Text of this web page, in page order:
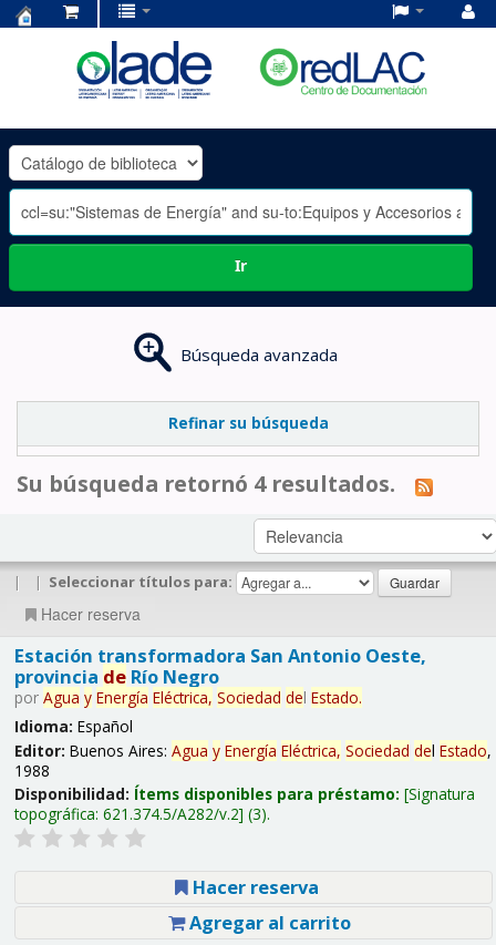
OLADE
-
Ir
Búsqueda avanzada
Refinar su búsqueda
Su búsqueda retornó 4 resultados.
| | Seleccionar títulos para:
Hacer reserva
Estación transformadora San Antonio Oeste,
provincia deRío Negro
por Agua y Energía Eléctrica, Sociedad del Estado.
Idioma: Español
Editor: Buenos Aires: Agua y Energía Eléctrica, Sociedad del Estado,
1988
Disponibilidad: Ítems disponibles para préstamo: Signatura
topográfica: 621.374.5/A282/v.2 (3).
Hacer reserva
Agregar al carrito